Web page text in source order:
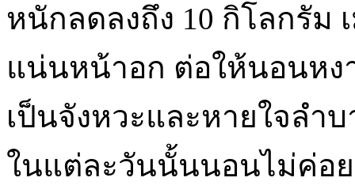
หนักลดลงถึง 10 กิโลกรัม
แน่นหน้าอก ต่อให้นอนหง
เป็นจังหวะและหายใจลำ
ในแต่ละวันนั้นนอนไม่ค่อย